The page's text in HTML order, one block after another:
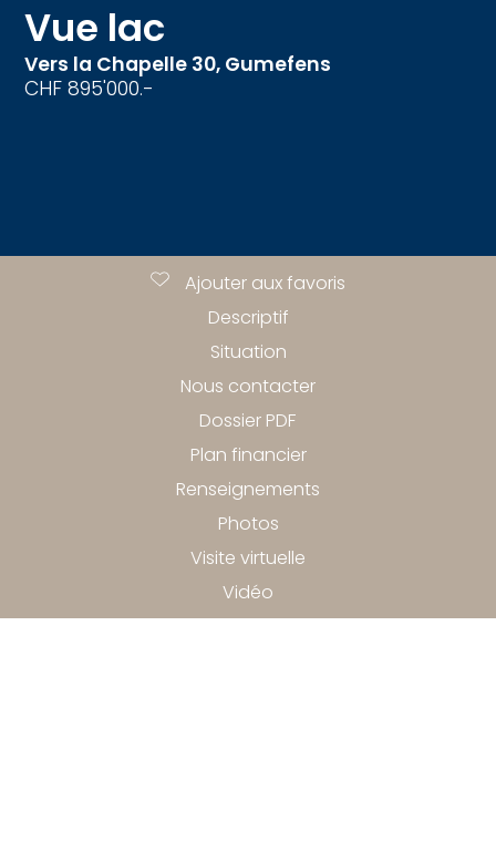
Vue lac
Vers la Chapelle 30, Gumefens
CHF 895'000.-
Descriptif
Situation
Nous contacter
Ajouter aux favoris
Dossier PDF
Plan financier
Renseignements
Photos
Visite virtuelle
Vidéo